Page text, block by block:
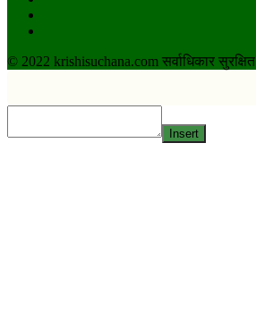
© 2022 krishisuchana.com सर्वाधिकार सुरक्षित
Insert